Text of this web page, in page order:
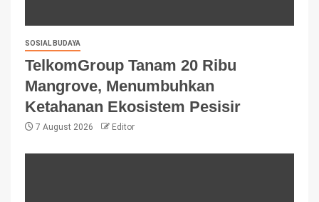
SOSIAL BUDAYA
TelkomGroup Tanam 20 Ribu
Mangrove, Menumbuhkan
Ketahanan Ekosistem Pesisir
7 August 2026 Editor